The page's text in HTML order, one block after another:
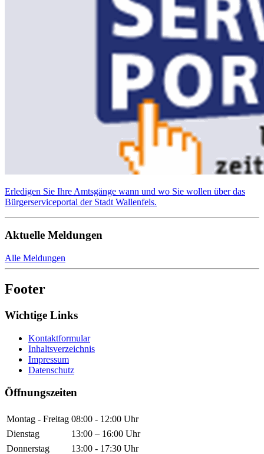
Erledigen Sie Ihre Amtsgänge wann und wo Sie wollen über das
Bürgerserviceportal der Stadt Wallenfels.
Aktuelle Meldungen
Alle Meldungen
Footer
Wichtige Links
Kontaktformular
Inhaltsverzeichnis
Impressum
Datenschutz
Öffnungszeiten
Montag - Freitag 08:00 - 12:00 Uhr
Dienstag
13:00 – 16:00 Uhr
Donnerstag
13:00 - 17:30 Uhr